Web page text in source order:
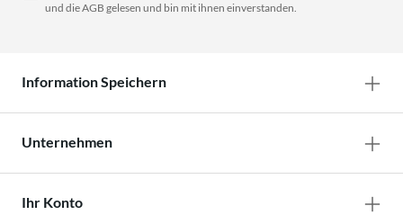
und dieAGB gelesen und bin mit ihnen einverstanden.
Information Speichern
Unternehmen
Ihr Konto